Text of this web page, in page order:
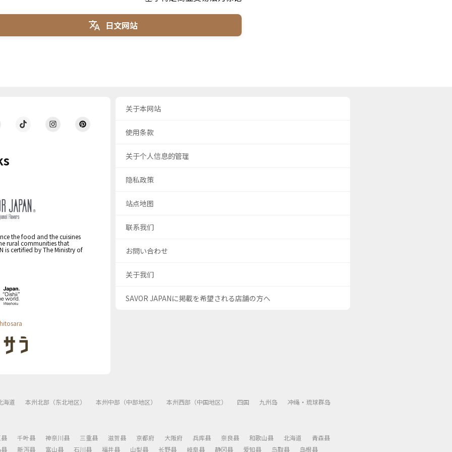
日文网站
the food and the cuisines
rural communities that
is certified by The Ministry of
关于本网站
使用条款
关于个人信息的管理
隐私政策
站点地图
联系我们
お問い合わせ
关于我们
SAVOR JAPANに掲載を希望される店舗の方へ
海道 本州北部（东北地区） 本州中部（中部地区） 本州西部（中国地区） 四国 九州岛 冲绳・琉球群岛
千叶县 神奈川县 三重县 滋贺县 京都府 大阪府 兵库县 奈良县 和歌山县 北海道
青森县
新泻县 富山县 石川县 福井县 山梨县 长野县 岐阜县 静冈县 爱知县 鸟取县 岛根县